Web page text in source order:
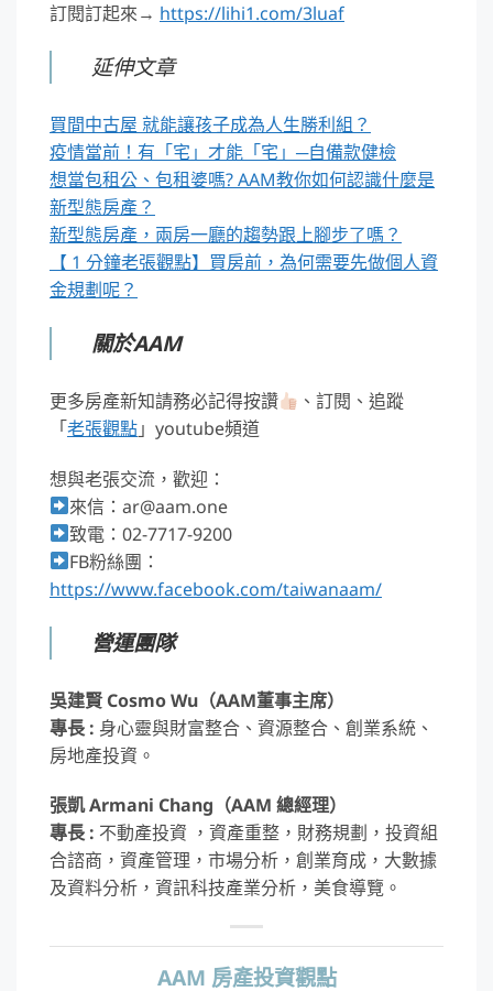
訂閱訂起來→ https://lihi1.com/3luaf
延伸文章
買間中古屋 就能讓孩子成為人生勝利組？
疫情當前！有「宅」才能「宅」─自備款健檢
想當包租公、包租婆嗎? AAM教你如何認識什麼是
新型態房產？
新型態房產，兩房一廳的趨勢跟上腳步了嗎？
【 1 分鐘老張觀點】買房前，為何需要先做個人資
金規劃呢？
關於AAM
更多房產新知請務必記得按讚
、訂閱、追蹤
「老張觀點」youtube頻道
想與老張交流，歡迎：
來信：ar@aam.one
致電：02-7717-9200
FB粉絲團：
https://www.facebook.com/taiwanaam/
營運團隊
吳建賢 Cosmo Wu（AAM董事主席）
專長 : 身心靈與財富整合、資源整合、創業系統、
房地產投資。
張凱 Armani Chang（AAM 總經理）
專長 : 不動產投資 ，資產重整，財務規劃，投資組
合諮商，資產管理，市場分析，創業育成，大數據
及資料分析，資訊科技產業分析，美食導覽。
AAM 房產投資觀點